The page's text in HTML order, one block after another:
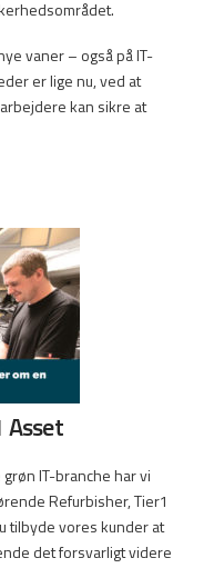
vaner – også på IT-
er lige nu, ved at
kan sikre at
Asset
IT-branche har vi
Refurbisher, Tier1
tilbyde vores kunder at
det forsvarligt videre